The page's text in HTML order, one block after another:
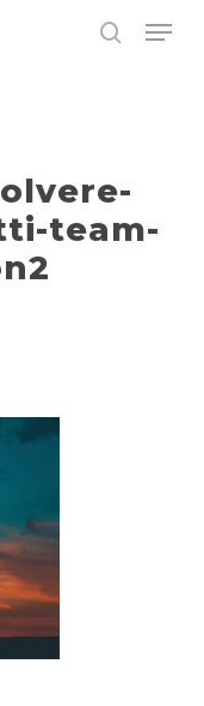
Menu
team-